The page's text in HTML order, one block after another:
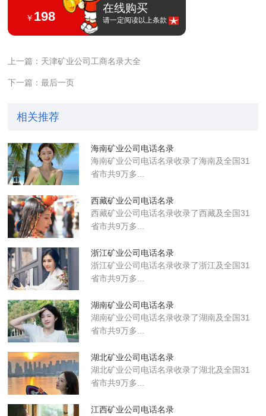
￥ 198
在线购买
请一定阅读以上条款
上一篇：天津矿业公司工商名录大全
下一篇：最后一页
相关推荐
海南矿业公司电话名录
海南矿业公司电话名录收录了海南及全国31
省市共9万多...
西藏矿业公司电话名录
西藏矿业公司电话名录收录了西藏及全国31
省市共9万多...
浙江矿业公司电话名录
浙江矿业公司电话名录收录了浙江及全国31
省市共9万多...
湖南矿业公司电话名录
湖南矿业公司电话名录收录了湖南及全国31
省市共9万多...
湖北矿业公司电话名录
湖北矿业公司电话名录收录了湖北及全国31
省市共9万多...
江西矿业公司电话名录